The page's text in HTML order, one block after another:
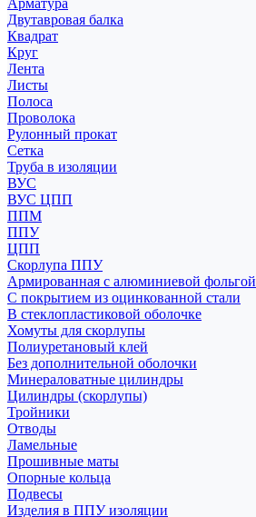
Арматура
Двутавровая балка
Квадрат
Круг
Лента
Листы
Полоса
Проволока
Рулонный прокат
Сетка
Труба в изоляции
ВУС
ВУС ЦПП
ППМ
ППУ
ЦПП
Скорлупа ППУ
Армированная с алюминиевой фольгой
С покрытием из оцинкованной стали
В стеклопластиковой оболочке
Хомуты для скорлупы
Полиуретановый клей
Без дополнительной оболочки
Минераловатные цилиндры
Цилиндры (скорлупы)
Тройники
Отводы
Ламельные
Прошивные маты
Опорные кольца
Подвесы
Изделия в ППУ изоляции